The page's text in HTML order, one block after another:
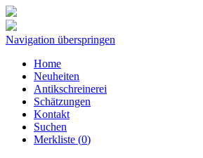
Navigation überspringen
Home
Neuheiten
Antikschreinerei
Schätzungen
Kontakt
Suchen
Merkliste (0)